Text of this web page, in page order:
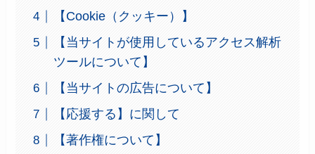
【Cookie（クッキー）】
【当サイトが使用しているアクセス解析
ツールについて】
【当サイトの広告について】
【応援する】に関して
【著作権について】